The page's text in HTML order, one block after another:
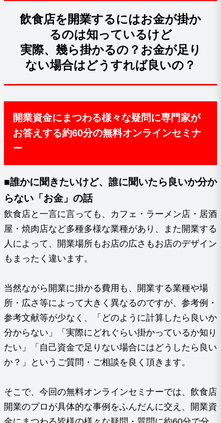
飲食店を開業するにはお金が掛か
るのは知っているけど
実際、幾ら掛かるの？お金が足り
ない場合はどうすれば良いの？
開業資金にまつわる様々な疑問に専門家が
お答えする約60分の無料オンラインセミナ
ー
■誰かに聞きたいけど、誰に聞いたら良いか分か
らない「お金」の話
飲食店と一言に言っても、カフェ・ラーメン店・居酒
屋・焼肉店など多種多様な業種があり、また開業する
人によって、開業場所もお店の広さもお店のデザイン
もまったく違います。
当然ながら開業に掛かる費用も、開業する業種や場
所・広さ等によって大きく異なるのですが、参考例・
参考文献等が少なく、「どのように計算したら良いか
分からない」「実際にどれぐらい掛かっているか知り
たい」「自己資金で足りない場合にはどうしたら良い
か？」というご質問・ご相談を良く頂きます。
そこで、今回の無料オンラインセミナーでは、飲食店
開業のプロが具体的な事例をふんだんに交え、開業資